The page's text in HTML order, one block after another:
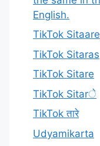
English.
TikTok Sitaare
TikTok Sitaras
TikTok Sitare
TikTok Sitarे
TikTok तारे
Udyamikarta